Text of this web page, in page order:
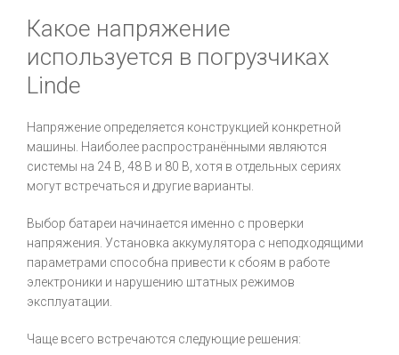
Какое напряжение
используется в погрузчиках
Linde
Напряжение определяется конструкцией конкретной
машины. Наиболее распространёнными являются
системы на 24 В, 48 В и 80 В, хотя в отдельных сериях
могут встречаться и другие варианты.
Выбор батареи начинается именно с проверки
напряжения. Установка аккумулятора с неподходящими
параметрами способна привести к сбоям в работе
электроники и нарушению штатных режимов
эксплуатации.
Чаще всего встречаются следующие решения: